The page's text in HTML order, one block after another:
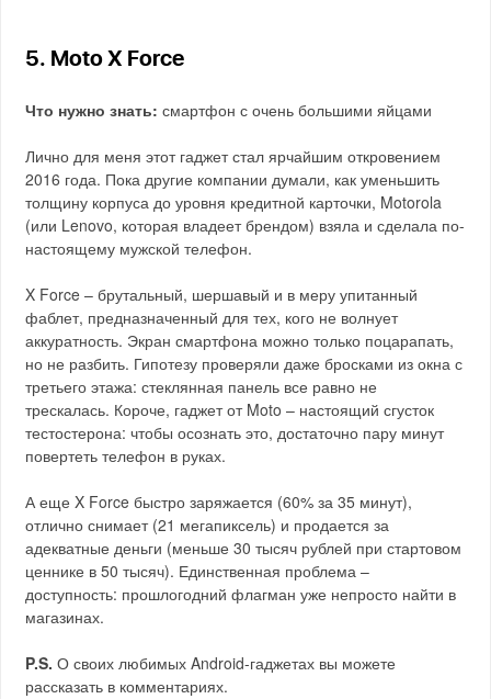
5. Moto X Force
Что нужно знать: смартфон с очень большими яйцами
Лично для меня этот гаджет стал ярчайшим откровением
2016 года. Пока другие компании думали, как уменьшить
толщину корпуса до уровня кредитной карточки, Motorola
(или Lenovo, которая владеет брендом) взяла и сделала по-
настоящему мужской телефон.
X Force – брутальный, шершавый и в меру упитанный
фаблет, предназначенный для тех, кого не волнует
аккуратность. Экран смартфона можно только поцарапать,
но не разбить. Гипотезу проверяли даже бросками из окна с
третьего этажа: стеклянная панель все равно не
трескалась. Короче, гаджет от Moto – настоящий сгусток
тестостерона: чтобы осознать это, достаточно пару минут
повертеть телефон в руках.
А еще X Force быстро заряжается (60% за 35 минут),
отлично снимает (21 мегапиксель) и продается за
адекватные деньги (меньше 30 тысяч рублей при стартовом
ценнике в 50 тысяч). Единственная проблема –
доступность: прошлогодний флагман уже непросто найти в
магазинах.
P.S. О своих любимых Android-гаджетах вы можете
рассказать в комментариях.